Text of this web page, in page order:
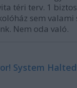
téri terv. 1
sem valami
Nem oda való.
System